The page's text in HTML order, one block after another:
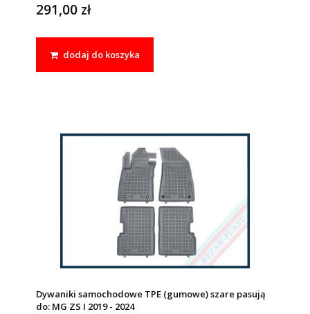
291,00 zł
dodaj do koszyka
Dywaniki samochodowe TPE (gumowe) szare pasują
do: MG ZS I 2019 - 2024